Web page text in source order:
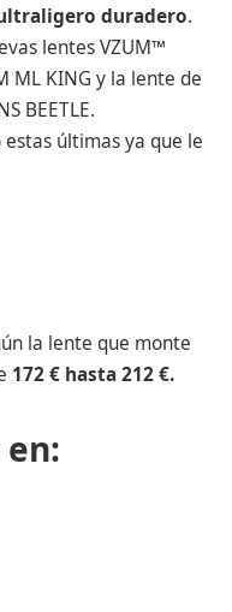
duradero.
lentes VZUM™
ML KING y la lente de
BEETLE.
últimas ya que le
la lente que monte
172€ hasta 212 €.